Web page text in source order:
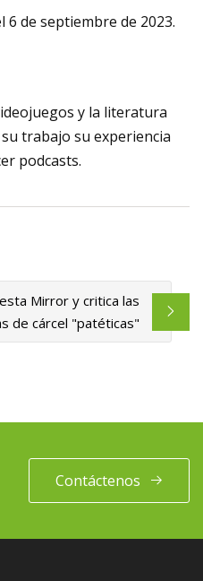
de septiembre de 2023.
y la literatura
trabajo su experiencia
podcasts.
Mirror y critica las
de cárcel "patéticas"
Contáctenos